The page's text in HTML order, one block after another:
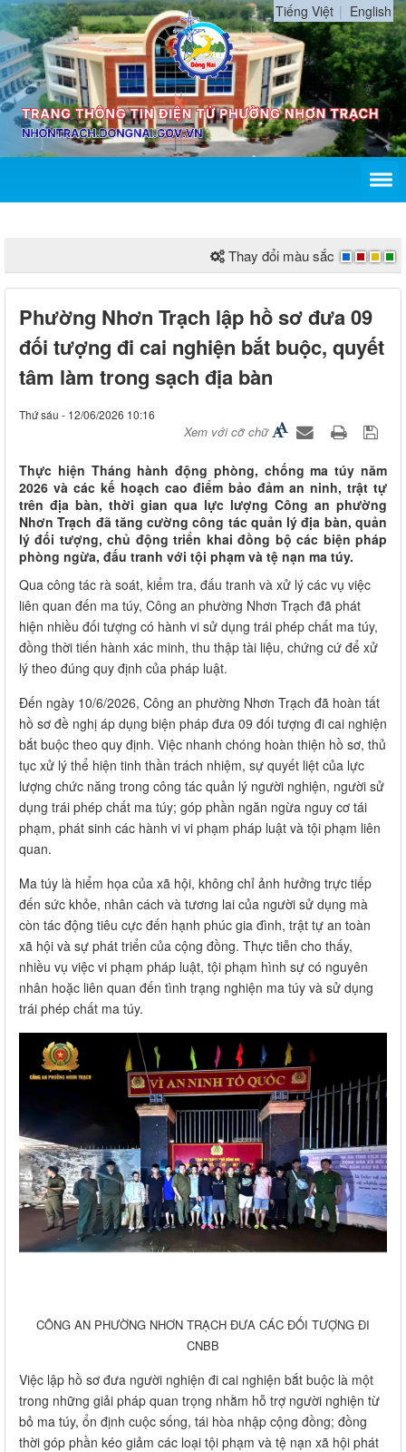
Tiếng Việt English
Thay đổi màu sắc
Phường Nhơn Trạch lập hồ sơ đưa 09
đối tượng đi cai nghiện bắt buộc, quyết
tâm làm trong sạch địa bàn
Thứ sáu - 12/06/2026 10:16
Xem với cỡ chữ
Thực hiện Tháng hành động phòng, chống ma túy năm
2026 và các kế hoạch cao điểm bảo đảm an ninh, trật tự
trên địa bàn, thời gian qua lực lượng Công an phường
Nhơn Trạch đã tăng cường công tác quản lý địa bàn, quản
lý đối tượng, chủ động triển khai đồng bộ các biện pháp
phòng ngừa, đấu tranh với tội phạm và tệ nạn ma túy.
Qua công tác rà soát, kiểm tra, đấu tranh và xử lý các vụ việc
liên quan đến ma túy, Công an phường Nhơn Trạch đã phát
hiện nhiều đối tượng có hành vi sử dụng trái phép chất ma túy,
đồng thời tiến hành xác minh, thu thập tài liệu, chứng cứ để xử
lý theo đúng quy định của pháp luật.
Đến ngày 10/6/2026, Công an phường Nhơn Trạch đã hoàn tất
hồ sơ đề nghị áp dụng biện pháp đưa 09 đối tượng đi cai nghiện
bắt buộc theo quy định. Việc nhanh chóng hoàn thiện hồ sơ, thủ
tục xử lý thể hiện tinh thần trách nhiệm, sự quyết liệt của lực
lượng chức năng trong công tác quản lý người nghiện, người sử
dụng trái phép chất ma túy; góp phần ngăn ngừa nguy cơ tái
phạm, phát sinh các hành vi vi phạm pháp luật và tội phạm liên
quan.
Ma túy là hiểm họa của xã hội, không chỉ ảnh hưởng trực tiếp
đến sức khỏe, nhân cách và tương lai của người sử dụng mà
còn tác động tiêu cực đến hạnh phúc gia đình, trật tự an toàn
xã hội và sự phát triển của cộng đồng. Thực tiễn cho thấy,
nhiều vụ việc vi phạm pháp luật, tội phạm hình sự có nguyên
nhân hoặc liên quan đến tình trạng nghiện ma túy và sử dụng
trái phép chất ma túy.
CÔNG AN PHƯỜNG NHƠN TRẠCH ĐƯA CÁC ĐỐI TƯỢNG ĐI
CNBB
Việc lập hồ sơ đưa người nghiện đi cai nghiện bắt buộc là một
trong những giải pháp quan trọng nhằm hỗ trợ người nghiện từ
bỏ ma túy, ổn định cuộc sống, tái hòa nhập cộng đồng; đồng
thời góp phần kéo giảm các loại tội phạm và tệ nạn xã hội phát